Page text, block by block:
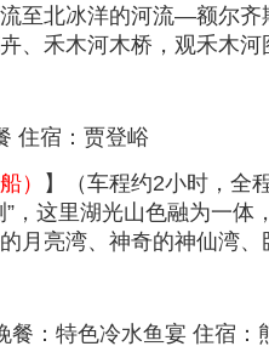
至北冰洋的河流—额尔
、禾木河木桥，观禾木
住宿：贾登峪
）
】（车程约2小时，全
，这里湖光山色融为一
月亮湾、神奇的神仙湾
餐：特色冷水鱼宴 住宿：